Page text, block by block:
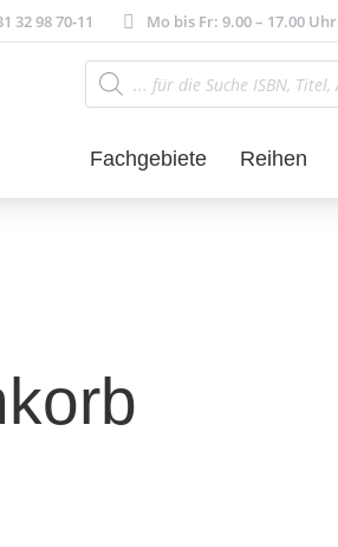
32 98 70-11 Mo bis Fr: 9.00 – 17.00 Uhr
Products
search
Fachgebiete Reihen